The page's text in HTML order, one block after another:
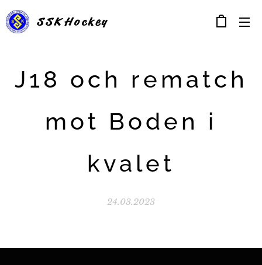
SSKHockey
J18 och rematch
mot Boden i
kvalet
24.03.2023